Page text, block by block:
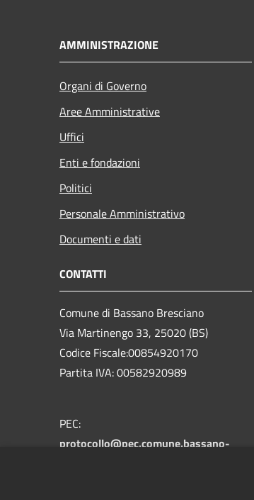
AMMINISTRAZIONE
Organi di Governo
Aree Amministrative
Uffici
Enti e fondazioni
Politici
Personale Amministrativo
Documenti e dati
CONTATTI
Comune di Bassano Bresciano
Via Martinengo 33, 25020 (BS)
Codice Fiscale:00854920170
Partita IVA: 00582920989
PEC:
protocollo@pec.comune.bassano-